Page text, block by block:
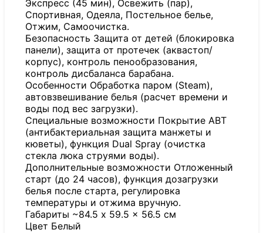
Экспресс (45 мин), Освежить (пар),
Спортивная, Одеяла, Постельное белье,
Отжим, Самоочистка.
Безопасность Защита от детей (блокировка
панели), защита от протечек (аквастоп/
корпус), контроль пенообразования,
контроль дисбаланса барабана.
Особенности Обработка паром (Steam),
автовзвешивание белья (расчет времени и
воды под вес загрузки).
Специальные возможности Покрытие ABT
(антибактериальная защита манжеты и
кюветы), функция Dual Spray (очистка
стекла люка струями воды).
Дополнительные возможности Отложенный
старт (до 24 часов), функция дозагрузки
белья после старта, регулировка
температуры и отжима вручную.
Габариты ~84.5 x 59.5 x 56.5 см
Цвет Белый